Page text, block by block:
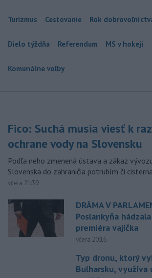
Turizmus Cestovanie Rok
Dielo týždňa Referendum MS v hokeji
Komunálne voľby
Fico: Suchá musia viesť k
ochrane vody na Slovensku
Podľa neho zmenená ústava a zákaz
Slovenska do zahraničia potrubím či
včera 21:39
DRÁMA V
Poslankyňa
premiéra vajíčka
včera 20:16
Typ dronu, ktorý
Bulharsku, využíva